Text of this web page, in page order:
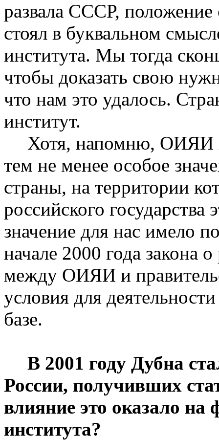
развала СССР,
стоял в буквальном
института. Мы тогда
чтобы доказать свою
что нам это удалось.
институт.
Хотя, напомню, ОИЯИ
тем не менее особое
страны, на территории
российского
значение для нас имело
начале 2000 года закона
между ОИЯИ и
условия для
базе.
В 2001 году Дубна
России, получивших
влияние это оказало на
института?